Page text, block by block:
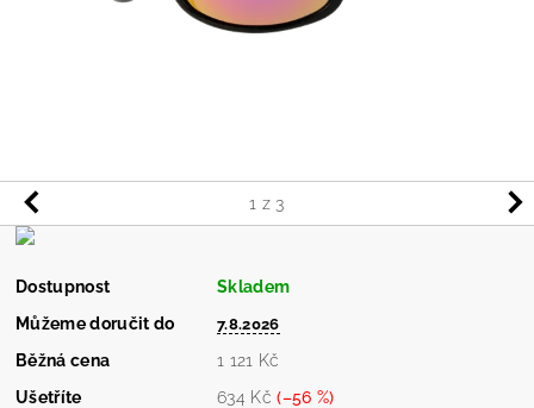
1 z 3
Dostupnost
Skladem
Můžeme doručit do
7.8.2026
Běžná cena
1 121 Kč
Ušetříte
634 Kč(–56 %)